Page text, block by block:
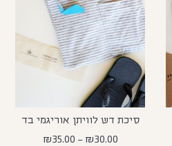
סיכת דש לוויתן אוריגמי בד
₪30.00
–
₪35.00